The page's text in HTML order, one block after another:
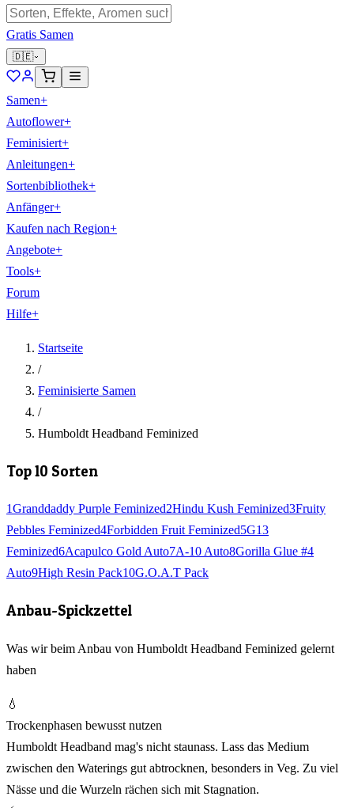
Gratis Samen
🇩🇪
Samen+
Autoflower+
Feminisiert+
Anleitungen+
Sortenbibliothek+
Anfänger+
Kaufen nach Region+
Angebote+
Tools+
Forum
Hilfe+
Startseite
/
Feminisierte Samen
/
Humboldt Headband Feminized
Top 10 Sorten
1Granddaddy Purple Feminized2Hindu Kush Feminized3Fruity
Pebbles Feminized4Forbidden Fruit Feminized5G13
Feminized6Acapulco Gold Auto7A-10 Auto8Gorilla Glue #4
Auto9High Resin Pack10G.O.A.T Pack
Anbau-Spickzettel
Was wir beim Anbau von Humboldt Headband Feminized gelernt
haben
💧
Trockenphasen bewusst nutzen
Humboldt Headband mag's nicht staunass. Lass das Medium
zwischen den Waterings gut abtrocknen, besonders in Veg. Zu viel
Nässe und die Wurzeln rächen sich mit Stagnation.